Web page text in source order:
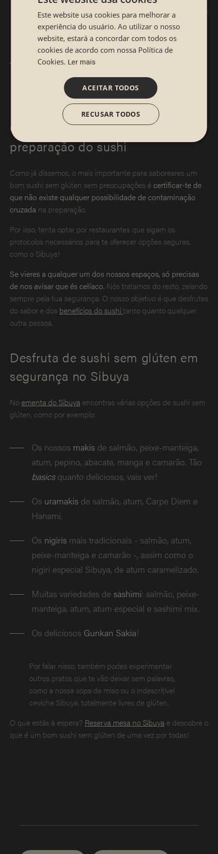
é delicioso, mas, como deves imaginar,
não é adequado para celíacos. E atenção
também à cebola frita crocante!
Outros molhos e marinadas.
teriyaki, unagi ou até mesmo alguns tipos de
maionese também podem conter glúten.
Contaminação cruzada na
preparação do sushi
Como já dissemos, o mais importante para saboreares um
bom sushi sem glúten sem preocupações é certificar-te de
que não existe qualquer possibilidade de contaminação
cruzada na preparação.
Por isso, tenta optar por restaurantes que sigam os
protocolos necessários para te oferecer opções seguras,
como o Sibuya!
Se vieres a qualquer um dos nossos espaços, só precisas
de nos avisar que és celíaco. Nós tratamos do resto, zelando
sempre pela tua segurança. O nosso objetivo é que desfrutes
do sabor e dos benefícios do sushi tanto quanto qualquer
outra pessoa.
Desfruta de sushi sem glúten em
segurança no Sibuya
Noementa do Sibuya encontras várias opções de sushi sem
glúten, como por exemplo:
Os nossos makis de salmão, peixe-manteiga,
atum, pepino, abacate, manga e camarão. Tão
basics quanto deliciosos, vais ver!
Os uramakis de salmão, atum, Carpe Diem e
Hanami.
Os nigiris mais tradicionais - salmão, atum,
peixe-manteiga e camarão -, assim como o
nigiri especial Sibuya, de atum caramelizado.
Muitas variedades de sashimi: salmão, peixe-
manteiga, atum, atum especial e sashimi mix.
Os deliciosos Gunkan Sakia!
Por falar nisso, também podes experimentar
outros pratos que te vão deixar sem palavras,
como a nossa sopa de miso ou o indescritível
ceviche Sibuya, totalmente livres de glúten.
O que estás à espera? Reserva mesa no Sibuya e descobre o
que é um bom sushi sem glúten de uma vez por todas!
Este website usa cookies para melhorar a
experiência do usuário. Ao utilizar o nosso
website, estará a concordar com todos os
cookies de acordo com nossa Política de
Cookies. Ler mais
ACEITAR TODOS
RECUSAR TODOS